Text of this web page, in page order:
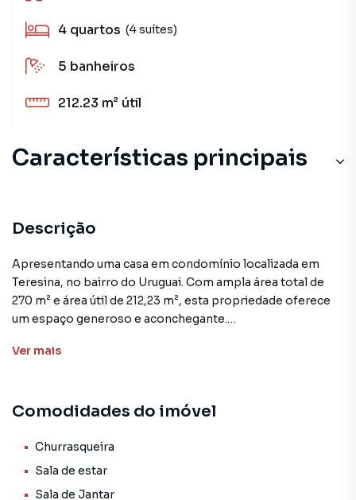
4 quartos (4 suítes)
5 banheiros
212.23 m² útil
Características principais
Descrição
Apresentando uma casa em condomínio localizada em
Teresina, no bairro do Uruguai. Com ampla área total de
270 m² e área útil de 212,23 m², esta propriedade oferece
um espaço generoso e aconchegante.
A casa conta com 4 suítes, proporcionando ótima
cozinha, lavanderia, quarto de serviço e despensa, além de
a presença de uma churrasqueira gourmet agregam
requinte e funcionalidade ao imóvel.
Ver mais
Comodidades do imóvel
Churrasqueira
Sala de estar
Sala de Jantar